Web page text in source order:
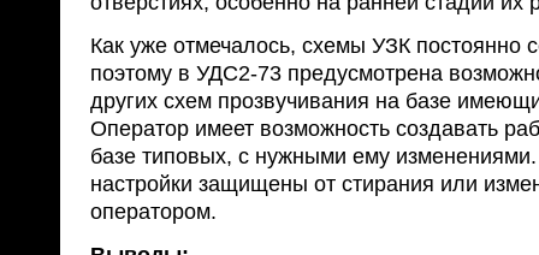
Как уже отмечалось, схемы УЗК постоянно
поэтому в УДС2-73 предусмотрена
других схем прозвучивания на базе
Оператор имеет возможность создавать
базе типовых, с нужными ему
настройки защищены от стирания или
оператором.